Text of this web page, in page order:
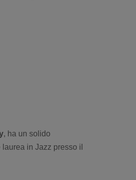
, ha un solido
in Jazz presso il